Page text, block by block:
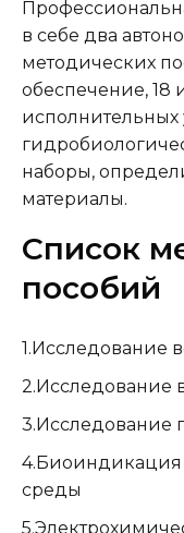
в себе два
методических
обеспечение, 18
исполнительных
наборы,
материалы.
Список
пособий
1.Исследование
2.Исследование
3.Исследование
среды